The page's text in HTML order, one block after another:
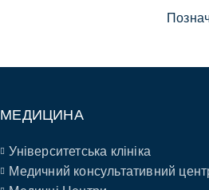
МЕДИЦИНА
Університетська клініка
Медичний консультативний